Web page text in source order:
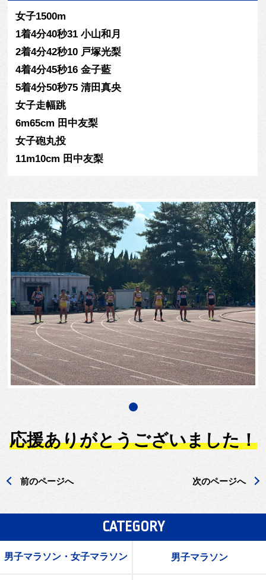
女子1500m
1着4分40秒31 小山和月
2着4分42秒10 戸塚光梨
4着4分45秒16 金子藍
5着4分50秒75 清田真央
女子走幅跳
6m65cm 田中友梨
女子砲丸投
11m10cm 田中友梨
応援ありがとうございました！
前のページへ 次のページへ
CATEGORY
男子マラソン・女子マラソン 男子マラソン